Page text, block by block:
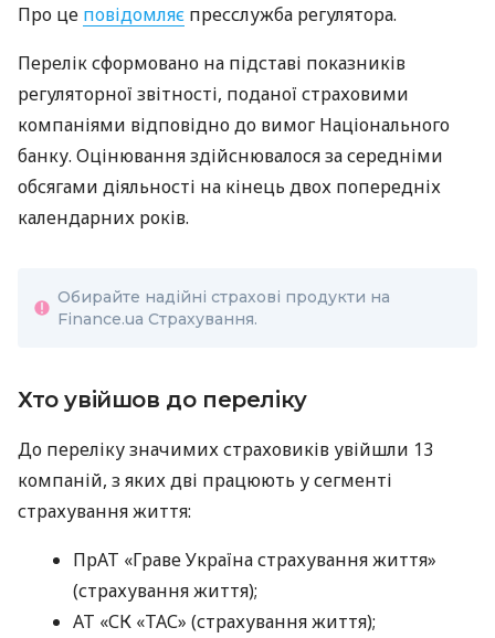
Про це повідомляє пресслужба регулятора.
Перелік сформовано на підставі показників
регуляторної звітності, поданої страховими
компаніями відповідно до вимог Національного
банку. Оцінювання здійснювалося за середніми
обсягами діяльності на кінець двох попередніх
календарних років.
Обирайте надійні страхові продукти на
Finance.ua Страхування.
Хто увійшов до переліку
До переліку значимих страховиків увійшли 13
компаній, з яких дві працюють у сегменті
страхування життя:
ПрАТ «Граве Україна страхування життя»
(страхування життя);
АТ «СК «ТАС» (страхування життя);